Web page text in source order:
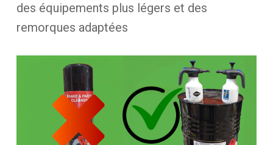
des équipements plus légers et des
remorques adaptées